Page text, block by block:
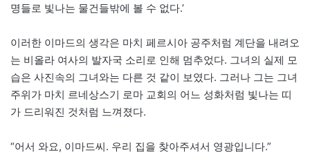
명들로 빛나는 물건들밖에 볼 수 없다.’
이러한 이마드의 생각은 마치 페르시아 공주처럼 계단을 내려오
는 비올라 여사의 발자국 소리로 인해 멈추었다. 그녀의 실제 모
습은 사진속의 그녀와는 다른 것 같이 보였다. 그러나 그는 그녀
주위가 마치 르네상스기 로마 교회의 어느 성화처럼 빛나는 띠
가 드리워진 것처럼 느껴졌다.
“어서 와요, 이마드씨. 우리 집을 찾아주셔서 영광입니다.”